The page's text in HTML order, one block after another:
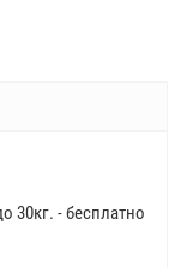
30кг. - бесплатно